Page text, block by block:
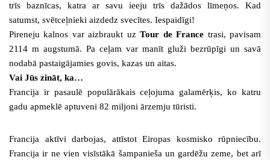
trīs baznīcas, katra ar savu ieeju trīs dažādos līmeņos. Kad
satumst, svētceļnieki aizdedz svecītes. Iespaidīgi!
Pireneju kalnos var aizbraukt uz Tour de France trasi, pavisam
2114 m augstumā. Pa ceļam var manīt gluži bezrūpīgi un savā
nodabā pastaigājamies govis, kazas un aitas.
Vai Jūs zināt, ka…
Francija ir pasaulē populārākais ceļojuma galamērķis, ko katru
gadu apmeklē aptuveni 82 miljoni ārzemju tūristi.
Francija aktīvi darbojas, attīstot Eiropas kosmisko rūpniecību.
Francija ir ne vien visīstākā šampanieša un gardēžu zeme, bet arī